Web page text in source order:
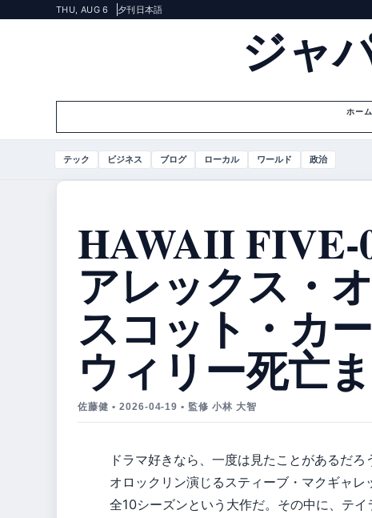
THU, AUG 6 夕刊 日本語
ジャ
ホーム
テック ビジネス ブログ ローカル ワールド 政治
HAWAII FIVE-
アレックス・
スコット・カ
ウィリー死亡
佐藤健 • 2026-04-19 • 監修 小林 大智
ドラマ好きなら、一度は見たことがあるだ
オロックリン演じるスティーブ・マクギャレ
全10シーズンという大作だ。その中に、テ